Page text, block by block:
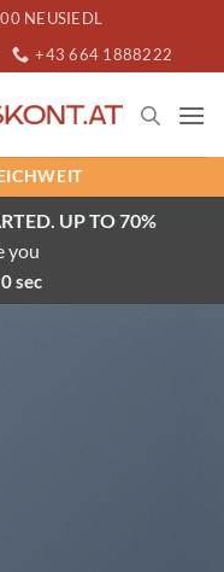
NEUSIEDL
+43 664 1888222
UP TO 70%
you
0sec